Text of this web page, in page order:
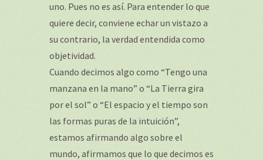
uno. Pues no es así. Para entender lo que
quiere decir, conviene echar un vistazo a
su contrario, la verdad entendida como
objetividad.
Cuando decimos algo como “Tengo una
manzana en la mano” o “La Tierra gira
por el sol” o “El espacio y el tiempo son
las formas puras de la intuición”,
estamos afirmando algo sobre el
mundo, afirmamos que lo que decimos es